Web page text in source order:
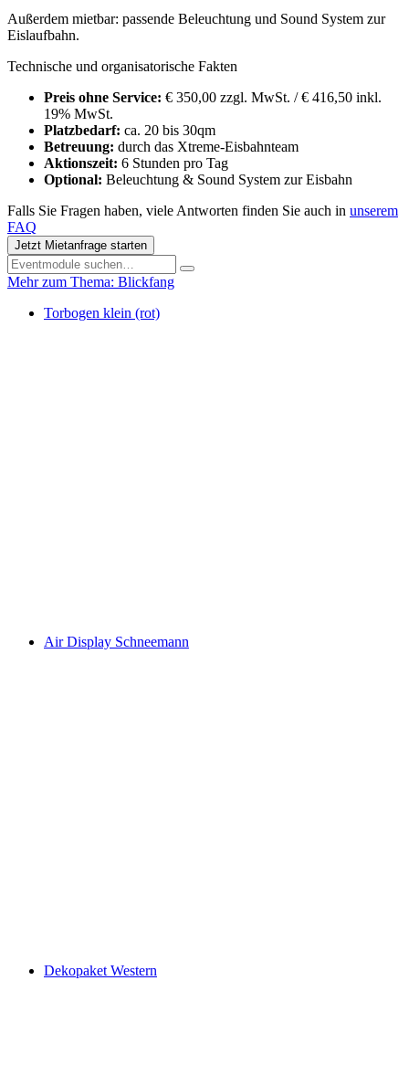
Außerdem mietbar: passende Beleuchtung und Sound System zur
Eislaufbahn.
Technische und organisatorische Fakten
Preis ohne Service: € 350,00 zzgl. MwSt. / € 416,50 inkl.
19% MwSt.
Platzbedarf: ca. 20 bis 30qm
Betreuung: durch das Xtreme-Eisbahnteam
Aktionszeit: 6 Stunden pro Tag
Optional: Beleuchtung & Sound System zur Eisbahn
Falls Sie Fragen haben, viele Antworten finden Sie auch in unserem
FAQ
Jetzt Mietanfrage starten
Mehr zum Thema: Blickfang
Torbogen klein (rot)
Air Display Schneemann
Dekopaket Western